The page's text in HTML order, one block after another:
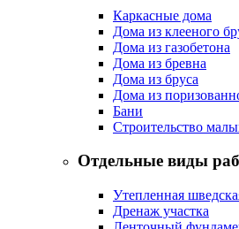
Каркасные дома
Дома из клееного
Дома из газобетона
Дома из бревна
Дома из бруса
Дома из
Бани
Строительство
Отдельные виды
Утепленная
Дренаж участка